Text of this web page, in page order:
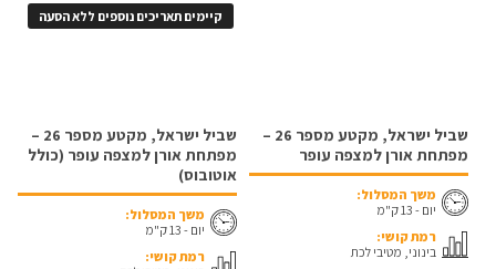
שביל ישראל, מקטע מספר 26 –
מפתחת אורן למצפה עופר
משך המסלול:
יום - 13 ק"מ
רמת קושי:
בינוני, מטיבי לכת
קיימים תאריכים נוספים ללא הסעה
שביל ישראל, מקטע מספר 26 –
מפתחת אורן למצפה עופר (כולל
אוטובוס)
משך המסלול:
יום - 13 ק"מ
רמת קושי: